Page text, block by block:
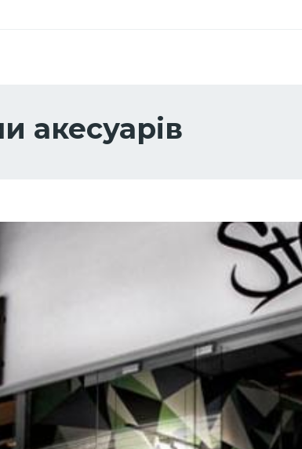
акесуарів